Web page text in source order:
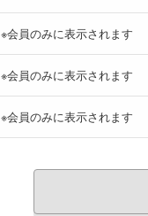
※会員のみに表示されます
※会員のみに表示されます
※会員のみに表示されます